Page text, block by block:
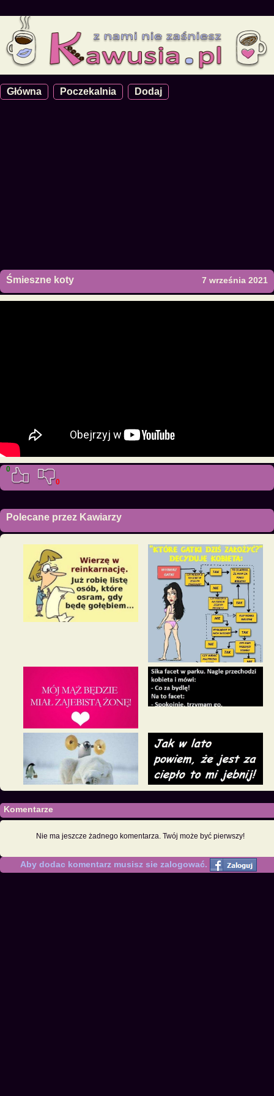
Główna Poczekalnia Dodaj
Śmieszne koty 7 września 2021
0
0
Polecane przez Kawiarzy
Komentarze
Nie ma jeszcze żadnego komentarza. Twój może być pierwszy!
Aby dodac komentarz musisz sie zalogować.